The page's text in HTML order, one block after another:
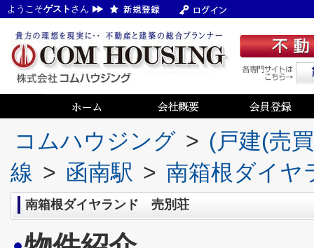
ようこそゲスト さん
コムハウジング > (戸建(売
線 > 函南駅 > 南箱根ダイ
南箱根ダイヤランド 売別荘